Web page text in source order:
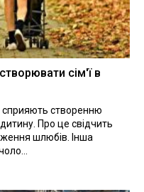
сім'ї в
сприяють створенню
Про це свідчить
шлюбів. Інша